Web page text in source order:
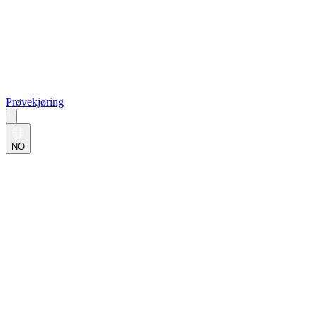
Prøvekjøring
NO